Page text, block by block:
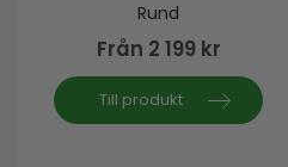
Rund
Från 2 199 kr
Till produkt